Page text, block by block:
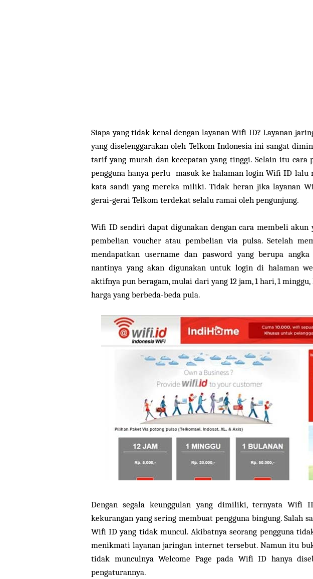
Siapa yang tidak kenal dengan layanan Wifi ID? Layanan
yang diselenggarakan oleh Telkom Indonesia ini sangat
tarif yang murah dan kecepatan yang tinggi. Selain itu cara
pengguna hanya perlu masuk ke halaman login Wifi ID lalu
kata sandi yang mereka miliki. Tidak heran jika layanan
gerai-gerai Telkom terdekat selalu ramai oleh pengunjung.
Wifi ID sendiri dapat digunakan dengan cara membeli akun
pembelian voucher atau pembelian via pulsa. Setelah
mendapatkan username dan pasword yang berupa
nantinya yang akan digunakan untuk login di halaman
aktifnya pun beragam, mulai dari yang 12 jam, 1 hari, 1
harga yang berbeda-beda pula.
Dengan segala keunggulan yang dimiliki, ternyata Wifi
kekurangan yang sering membuat pengguna bingung. Salah
Wifi ID yang tidak muncul. Akibatnya seorang pengguna
menikmati layanan jaringan internet tersebut. Namun itu
tidak munculnya Welcome Page pada Wifi ID hanya
pengaturannya.